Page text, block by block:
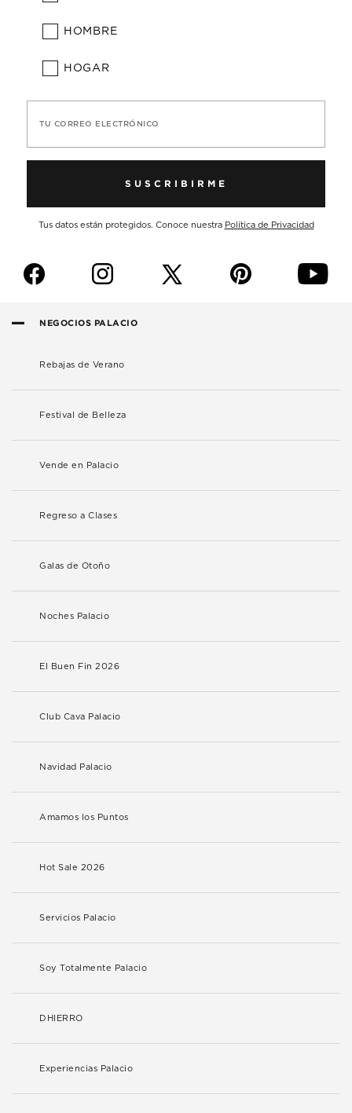
HOMBRE
HOGAR
TU CORREO ELECTRÓNICO
SUSCRIBIRME
Tus datos están protegidos. Conoce nuestra Política de Privacidad
f i p y
NEGOCIOS PALACIO
Rebajas de Verano
Festival de Belleza
Vende en Palacio
Regreso a Clases
Galas de Otoño
Noches Palacio
El Buen Fin 2026
Club Cava Palacio
Navidad Palacio
Amamos los Puntos
Hot Sale 2026
Servicios Palacio
Soy Totalmente Palacio
DHIERRO
Experiencias Palacio